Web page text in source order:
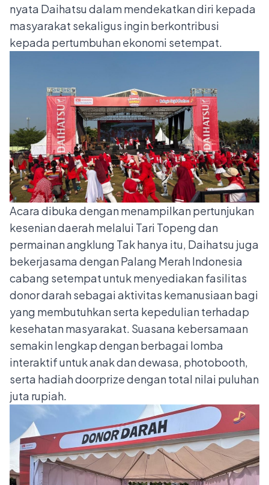
nyata Daihatsu dalam mendekatkan diri kepada
masyarakat sekaligus ingin berkontribusi
kepada pertumbuhan ekonomi setempat.
Acara dibuka dengan menampilkan pertunjukan
kesenian daerah melalui Tari Topeng dan
permainan angklung Tak hanya itu, Daihatsu juga
bekerjasama dengan Palang Merah Indonesia
cabang setempat untuk menyediakan fasilitas
donor darah sebagai aktivitas kemanusiaan bagi
yang membutuhkan serta kepedulian terhadap
kesehatan masyarakat. Suasana kebersamaan
semakin lengkap dengan berbagai lomba
interaktif untuk anak dan dewasa, photobooth,
serta hadiah doorprize dengan total nilai puluhan
juta rupiah.